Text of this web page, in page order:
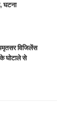
घटना
विजिलेंस
घोटाले से